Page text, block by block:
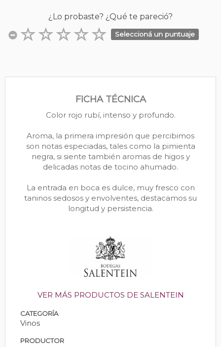
¿Lo probaste? ¿Qué te pareció?
Seleccioná un puntuaje
FICHA TÉCNICA
Color rojo rubí, intenso y profundo.
Aroma, la primera impresión que percibimos
son notas especiadas, tales como la pimienta
negra, si siente también aromas de higos y
delicadas notas de tocino ahumado.
La entrada en boca es dulce, muy fresco con
taninos sedosos y envolventes, destacamos su
longitud y persistencia.
VER MÁS PRODUCTOS DE SALENTEIN
CATEGORÍA
Vinos
PRODUCTOR